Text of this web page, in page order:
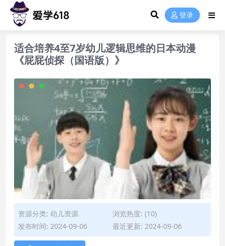
登录
适合培养4至7岁幼儿逻辑思维的日本动漫
《屁屁侦探（国语版）》
资源分类: 幼儿资源
浏览热度: (10)
发布时间: 2024-09-06
最近更新: 2024-09-06